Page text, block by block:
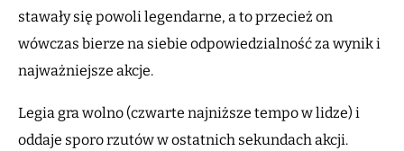
stawały się powoli legendarne, a to przecież on
wówczas bierze na siebie odpowiedzialność za wynik i
najważniejsze akcje.
Legia gra wolno (czwarte najniższe tempo w lidze) i
oddaje sporo rzutów w ostatnich sekundach akcji.